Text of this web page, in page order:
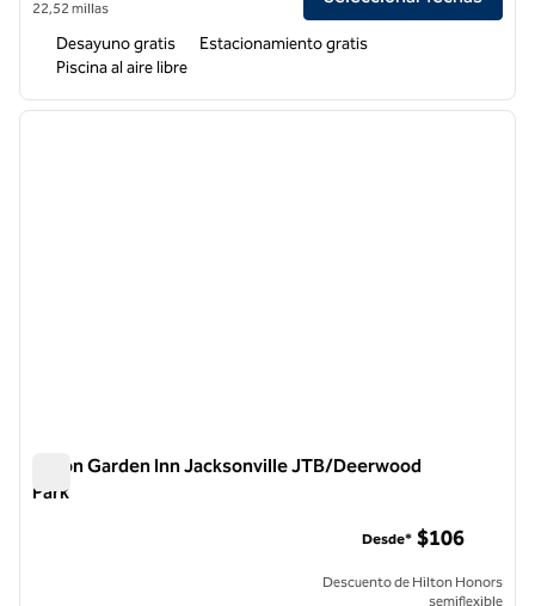
22,52 millas
Desayuno gratis
Estacionamiento gratis
Piscina al aire libre
1 de 12
Hilton Garden Inn Jacksonville JTB/Deerwood
Park
Desde* $106
Descuento de Hilton Honors
semiflexible